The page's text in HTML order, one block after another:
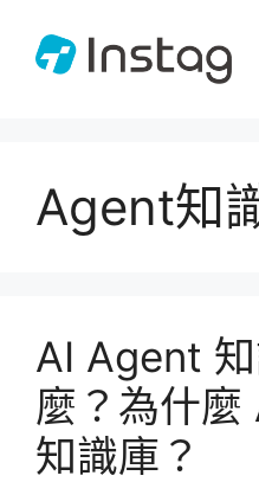
Agent知
AI Agent
麼？為什
知識庫？